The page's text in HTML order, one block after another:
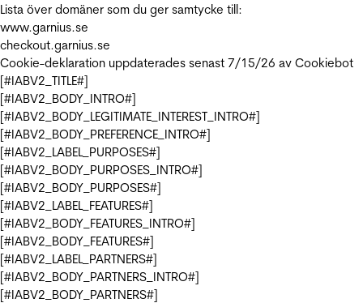
Lista över domäner som du ger samtycke till:
www.garnius.se
checkout.garnius.se
Cookie-deklaration uppdaterades senast 7/15/26 av Cookiebot
[#IABV2_TITLE#]
[#IABV2_BODY_INTRO#]
[#IABV2_BODY_LEGITIMATE_INTEREST_INTRO#]
[#IABV2_BODY_PREFERENCE_INTRO#]
[#IABV2_LABEL_PURPOSES#]
[#IABV2_BODY_PURPOSES_INTRO#]
[#IABV2_BODY_PURPOSES#]
[#IABV2_LABEL_FEATURES#]
[#IABV2_BODY_FEATURES_INTRO#]
[#IABV2_BODY_FEATURES#]
[#IABV2_LABEL_PARTNERS#]
[#IABV2_BODY_PARTNERS_INTRO#]
[#IABV2_BODY_PARTNERS#]